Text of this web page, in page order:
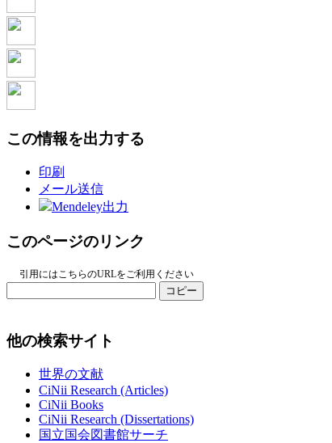
この情報を出力する
印刷
メール送信
Mendeley出力
このページのリンク
引用にはこちらのURLをご利用ください
コピー
他の検索サイト
世界の文献
CiNii Research (Articles)
CiNii Books
CiNii Research (Dissertations)
国立国会図書館サーチ